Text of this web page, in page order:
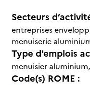
Secteurs
entreprises
menuiserie
Type d'emplois
menuisier
Code(s) ROME :